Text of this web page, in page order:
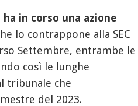
ha in corso una azione
lo contrappone alla SEC
Settembre, entrambe le
così le lunghe
tribunale che
del 2023.